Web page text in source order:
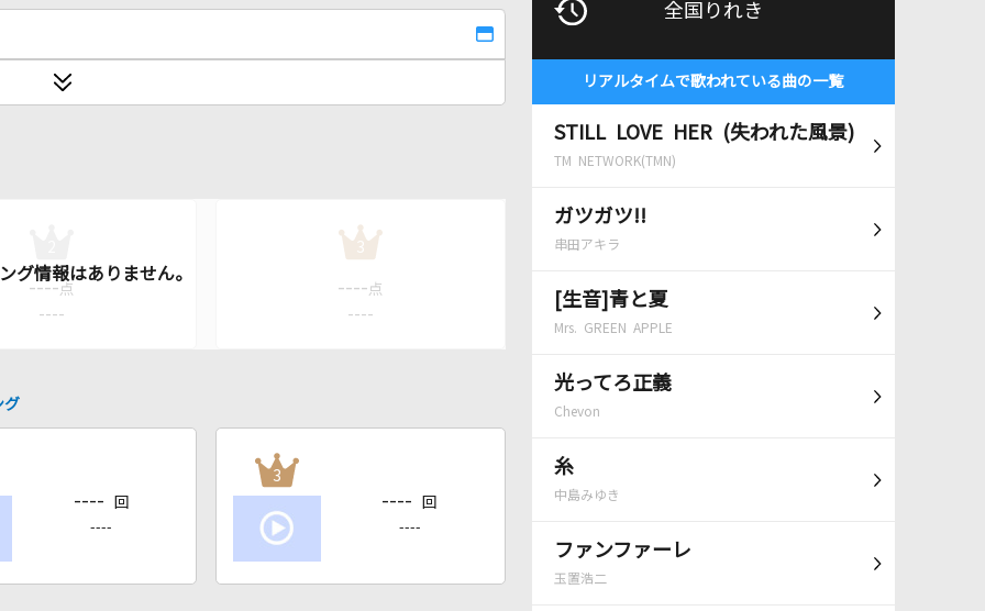
全国りれき
リアルタイムで歌われている曲の一覧
STILL LOVE HER (失われた風景)
TM NETWORK(TMN)
ガツガツ!!
串田アキラ
[生音]青と夏
Mrs. GREEN APPLE
光ってろ正義
Chevon
糸
中島みゆき
ファンファーレ
玉置浩二
---- 点
----
3
---- 点
----
グ
---- 回
----
3
---- 回
----